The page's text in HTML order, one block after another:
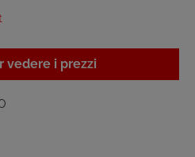
vedere i prezzi